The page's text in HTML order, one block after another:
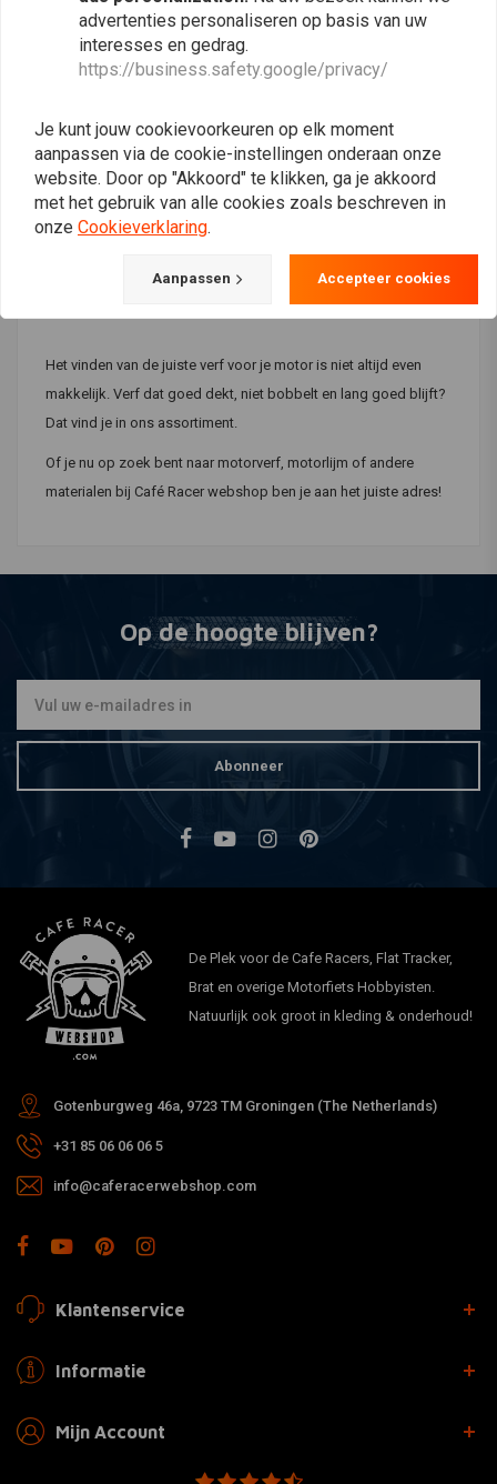
SPB Primer Grijs 500ml
MOTIP
SPB Grondverf Vernis
€10,29
Meest bekeken 24
Verf & Materialen voor
Het vinden van de juiste verf voor je motor is niet altijd even
makkelijk. Verf dat goed dekt, niet bobbelt en lang goed blijft?
Dat vind je in ons assortiment.
Of je nu op zoek bent naar motorverf, motorlijm of andere
materialen bij Café Racer webshop ben je aan het juiste adres!
Op de hoogte blijven?
Abonneer
De Plek voor de Cafe Racers, Flat Tracker,
Brat en overige Motorfiets Hobbyisten.
Natuurlijk ook groot in kleding & onderhoud!
Gotenburgweg 46a, 9723 TM Groningen (The Netherlands)
+31 85 06 06 06 5
info@caferacerwebshop.com
Klantenservice
Informatie
Mijn Account
advertenties personaliseren op basis van uw
interesses en gedrag.
https://business.safety.google/privacy/
Je kunt jouw cookievoorkeuren op elk moment
aanpassen via de cookie-instellingen onderaan onze
website. Door op "Akkoord" te klikken, ga je akkoord
met het gebruik van alle cookies zoals beschreven in
onze Cookieverklaring.
Aanpassen Accepteer cookies